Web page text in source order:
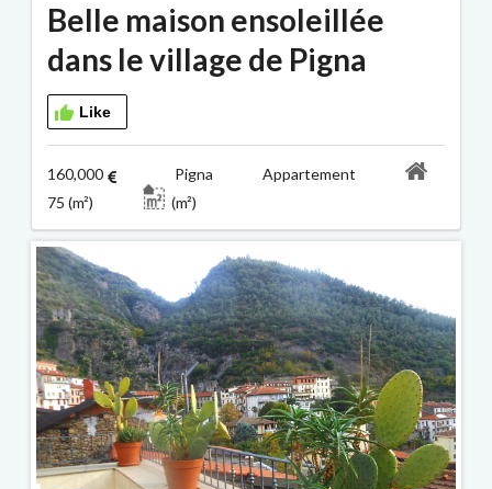
Belle maison ensoleillée
dans le village de Pigna
Like
160,000
Pigna Appartement
75 (m²)
(m²)